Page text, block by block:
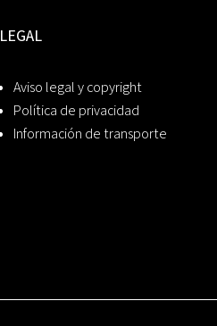
LEGAL
Aviso legal y copyright
Política de privacidad
Información de transporte